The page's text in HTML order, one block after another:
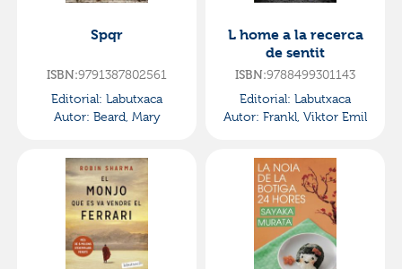
Spqr
ISBN:9791387802561
Editorial: Labutxaca
Autor: Beard, Mary
L home a la recerca
de sentit
ISBN:9788499301143
Editorial: Labutxaca
Autor: Frankl, Viktor Emil